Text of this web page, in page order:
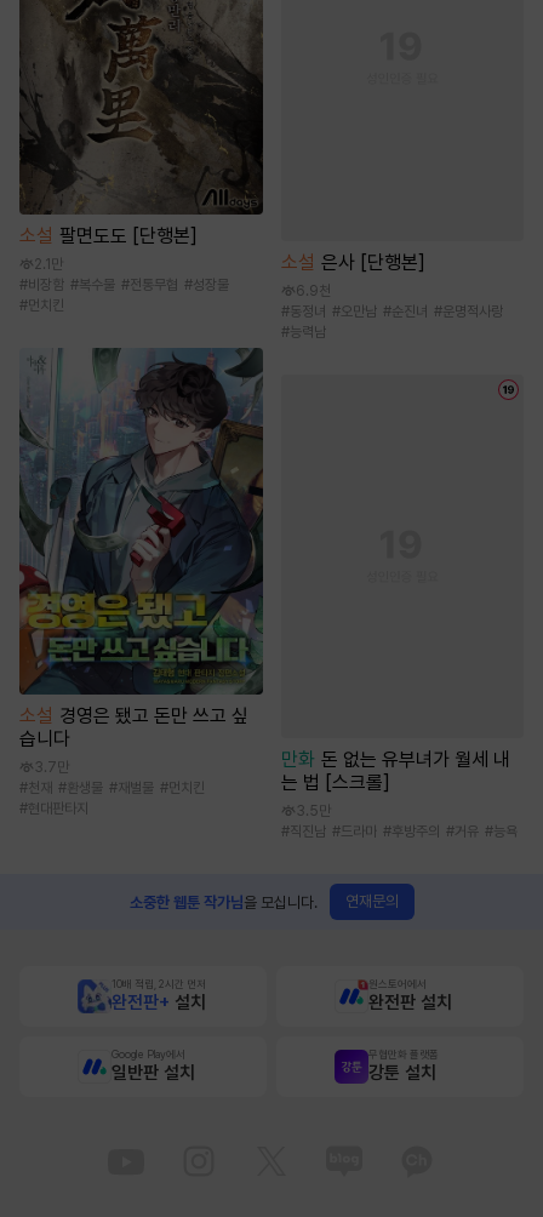
소설 팔면도도 [단행본]
2.1만
#비장함 #복수물 #전통무협 #성장물
#먼치킨
소설 경영은 됐고 돈만 쓰고 싶
습니다
3.7만
#천재 # 환생물 # 재벌물 #먼치킨
#현대판타지
소설 은사 [단행본]
6.9천
#동정녀 #오만남 #순진녀 #운명적사랑
#능력남
만화 돈 없는 유부녀가 월세 내
는 법 [스크롤]
3.5만
#직진남 #드라마 #후방주의 #거유 #능욕
소중한 웹툰 작가님을 모십니다. 연재문의
10배 적립, 2시간 먼저
완전판+ 설치
원스토어에서
완전판 설치
Google Play에서
일반판 설치
무협만화 플랫폼
강툰 설치